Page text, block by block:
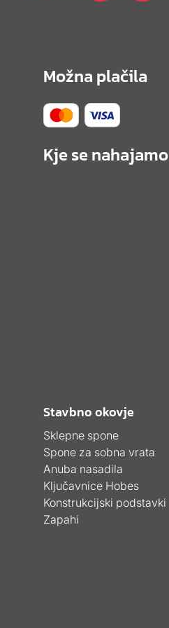
€
0
,
0
Možna plačila
Kje se nahajamo
Stavbno okovje
Sklepne spone
Spone za sobna vrata
Anuba nasadila
Ključavnice Hobes
Konstrukcijski podstavki
Zapahi